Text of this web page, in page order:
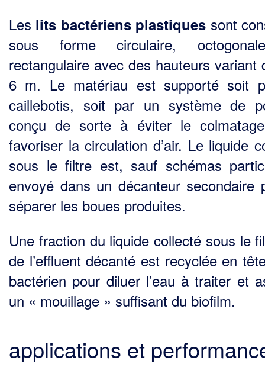
Les lits bactériens plastiques sont
sous forme circulaire,
rectangulaire avec des hauteurs variant
6 m. Le matériau est supporté soit
caillebotis, soit par un système de
conçu de sorte à éviter le
favoriser la circulation d’air. Le liquide
sous le filtre est, sauf schémas
envoyé dans un décanteur secondaire
séparer les boues produites.
Une fraction du liquide collecté sous le
de l’effluent décanté est recyclée en
bactérien pour diluer l’eau à traiter et
un « mouillage » suffisant du biofilm.
applications et